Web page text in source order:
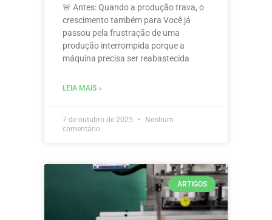
🚨 Antes: Quando a produção trava, o
crescimento também para Você já
passou pela frustração de uma
produção interrompida porque a
máquina precisa ser reabastecida
LEIA MAIS »
7 de outubro de 2025
Nenhum
comentário
ARTIGOS